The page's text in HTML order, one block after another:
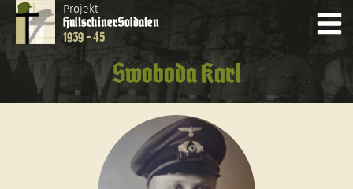
Projekt
HultschinerSoldaten
1939 - 45
Swoboda Karl